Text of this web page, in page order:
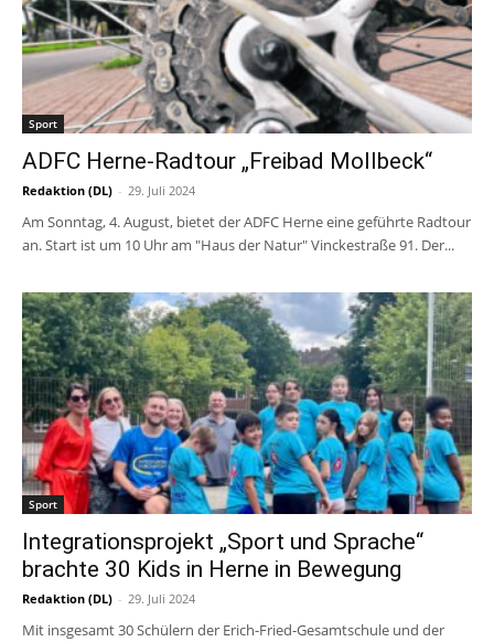
Sport
ADFC Herne-Radtour „Freibad Mollbeck“
Redaktion (DL) - 29. Juli 2024
Am Sonntag, 4. August, bietet der ADFC Herne eine geführte Radtour
an. Start ist um 10 Uhr am "Haus der Natur" Vinckestraße 91. Der...
Sport
Integrationsprojekt „Sport und Sprache“
brachte 30 Kids in Herne in Bewegung
Redaktion (DL) - 29. Juli 2024
Mit insgesamt 30 Schülern der Erich-Fried-Gesamtschule und der